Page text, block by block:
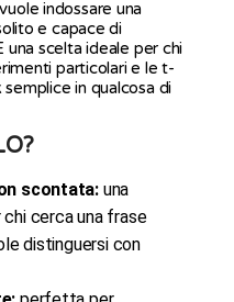
indossare una
e capace di
una scelta ideale per chi
particolari e le t-
in qualcosa di
scontata: una
cerca una frase
distinguersi con